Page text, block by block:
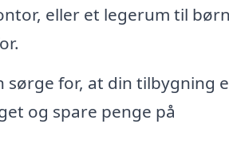
eller et legerum til
sørge for, at din tilbygning
og spare penge på